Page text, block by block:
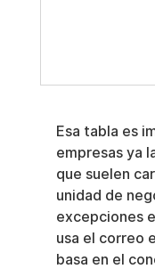
Esa tabla es
empresas ya
que suelen
unidad de
excepciones
usa el correo
basa en el